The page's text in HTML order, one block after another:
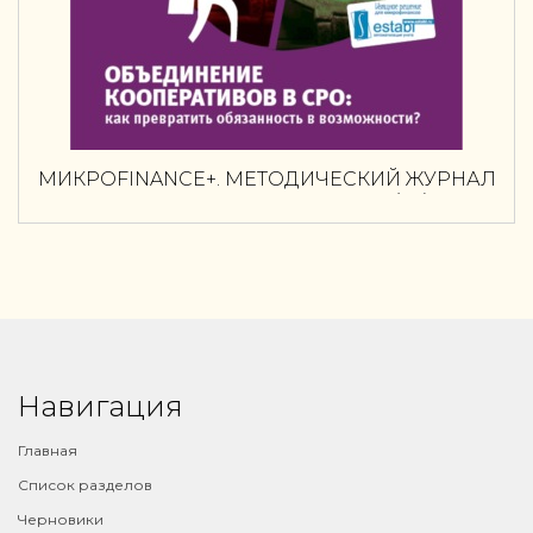
MИКРОFINANCE+. МЕТОДИЧЕСКИЙ ЖУРНАЛ
Навигация
Главная
Список разделов
Черновики